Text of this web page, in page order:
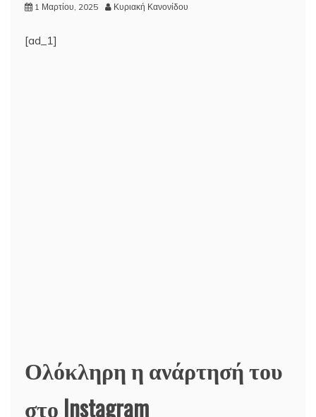
1 Μαρτίου, 2025 Κυριακή Κανονίδου
[ad_1]
Ολόκληρη η ανάρτησή του
στο Instagram